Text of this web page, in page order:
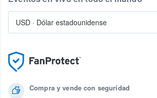
Compra y vende con seguridad
USD · Dólar estadounidense